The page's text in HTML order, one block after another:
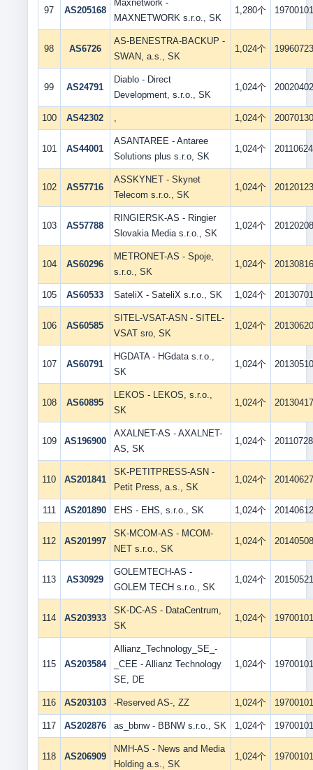
97 AS205168
Maxnetwork -
MAXNETWORK s.r.o., SK
1,280个 19700101
98 AS6726
AS-BENESTRA-BACKUP -
SWAN, a.s., SK
1,024个 19960723
99 AS24791
Diablo - Direct
Development, s.r.o., SK
1,024个 20020402
100 AS42302 , 1,024个 20070130
101 AS44001
ASANTAREE - Antaree
Solutions plus s.r.o, SK
1,024个 20110624
102 AS57716
ASSKYNET - Skynet
Telecom s.r.o., SK
1,024个 20120123
103 AS57788
RINGIERSK-AS - Ringier
Slovakia Media s.r.o., SK
1,024个 20120208
104 AS60296
METRONET-AS - Spoje,
s.r.o., SK
1,024个 20130816
105 AS60533 SateliX - SateliX s.r.o., SK 1,024个 20130701
106 AS60585
SITEL-VSAT-ASN - SITEL-
VSAT sro, SK
1,024个 20130620
107 AS60791
HGDATA - HGdata s.r.o.,
SK
1,024个 20130510
108 AS60895
LEKOS - LEKOS, s.r.o.,
SK
1,024个 20130417
109 AS196900
AXALNET-AS - AXALNET-
AS, SK
1,024个 20110728
110 AS201841
SK-PETITPRESS-ASN -
Petit Press, a.s., SK
1,024个 20140627
111 AS201890 EHS - EHS, s.r.o., SK 1,024个 20140612
112 AS201997
SK-MCOM-AS - MCOM-
NET s.r.o., SK
1,024个 20140508
113 AS30929
GOLEMTECH-AS -
GOLEM TECH s.r.o., SK
1,024个 20150521
114 AS203933
SK-DC-AS - DataCentrum,
SK
1,024个 19700101
115 AS203584
Allianz_Technology_SE_-
_CEE - Allianz Technology
SE, DE
1,024个 19700101
116 AS203103 -Reserved AS-, ZZ 1,024个 19700101
117 AS202876 as_bbnw - BBNW s.r.o., SK 1,024个 19700101
118 AS206909
NMH-AS - News and Media
Holding a.s., SK
1,024个 19700101